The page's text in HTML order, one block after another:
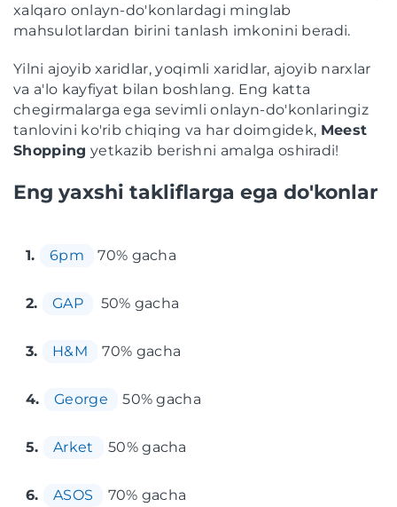
xalqaro onlayn-do'konlardagi minglab
mahsulotlardan birini tanlash imkonini beradi.
Yilni ajoyib xaridlar, yoqimli xaridlar, ajoyib narxlar
va a'lo kayfiyat bilan boshlang. Eng katta
chegirmalarga ega sevimli onlayn-do'konlaringiz
tanlovini ko'rib chiqing va har doimgidek, Meest
Shopping yetkazib berishni amalga oshiradi!
Eng yaxshi takliflarga ega do'konlar
1. 6pm 70% gacha
2. GAP 50% gacha
3. H&M 70% gacha
4. George 50% gacha
5. Arket 50% gacha
6. ASOS 70% gacha